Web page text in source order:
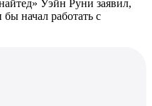
Уэйн Руни заявил,
начал работать с